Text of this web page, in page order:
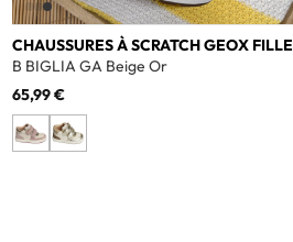
CHAUSSURES À SCRATCH GEOX FILLE
B BIGLIA GA Beige Or
65,99 €